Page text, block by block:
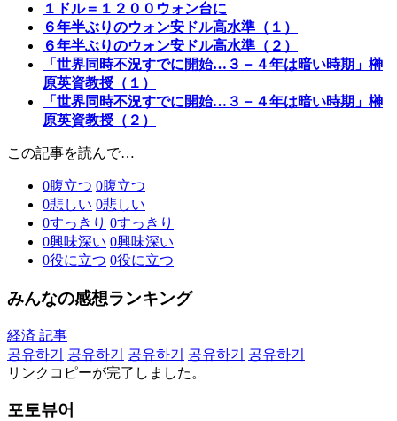
１ドル＝１２００ウォン台に
６年半ぶりのウォン安ドル高水準（１）
６年半ぶりのウォン安ドル高水準（２）
「世界同時不況すでに開始…３－４年は暗い時期」榊
原英資教授（１）
「世界同時不況すでに開始…３－４年は暗い時期」榊
原英資教授（２）
この記事を読んで…
0腹立つ 0腹立つ
0悲しい 0悲しい
0すっきり 0すっきり
0興味深い 0興味深い
0役に立つ 0役に立つ
みんなの感想ランキング
経済 記事
공유하기
공유하기 공유하기 공유하기
공유하기
リンクコピーが完了しました。
포토뷰어